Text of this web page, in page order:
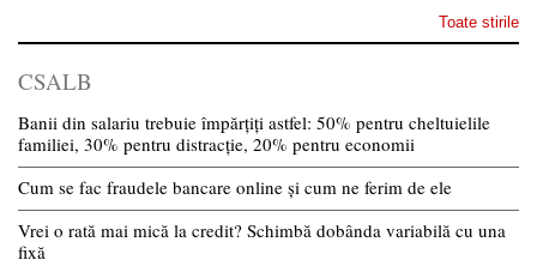
Toate stirile
CSALB
Banii din salariu trebuie împărțiți astfel: 50% pentru cheltuielile
familiei, 30% pentru distracție, 20% pentru economii
Cum se fac fraudele bancare online și cum ne ferim de ele
Vrei o rată mai mică la credit? Schimbă dobânda variabilă cu una
fixă